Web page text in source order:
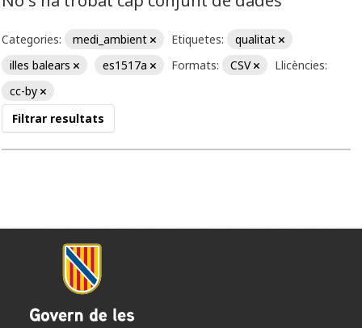
Categories: medi_ambient Etiquetes:
qualitat
illes balears
es1517a Formats: CSV
Llicències:
cc-by
Filtrar resultats